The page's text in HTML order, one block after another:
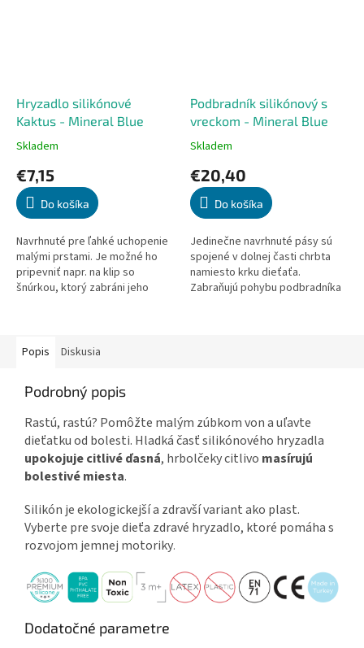
Hryzadlo silikónové
Kaktus - Mineral Blue
Priemerné
produktu
je
5,0
5
hviezdičiek.
Skladem
€7,15
Do košíka
Navrhnuté pre ľahké uchopenie
malými prstami. Je možné ho
pripevniť napr. na klip so
šnúrkou, ktorý zabráni jeho
Podbradník silikónový s
vreckom - Mineral Blue
Priemerné
produktu
je
5,0
5
hviezdičiek.
Skladem
€20,40
Do košíka
Jedinečne navrhnuté pásy sú
spojené v dolnej časti chrbta
namiesto krku dieťaťa.
Zabraňujú pohybu podbradníka
Popis Diskusia
Podrobný popis
Rastú, rastú? Pomôžte malým zúbkom von a uľavte
dieťatku od bolesti. Hladká časť silikónového hryzadla
upokojuje citlivé ďasná, hrbolčeky citlivo masírujú
bolestivé miesta.
Silikón je ekologickejší a zdravší variant ako plast.
Vyberte pre svoje dieťa zdravé hryzadlo, ktoré pomáha s
rozvojom jemnej motoriky.
Dodatočné parametre